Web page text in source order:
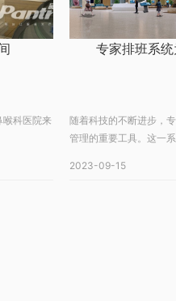
喉科医院来
专家排班系
随着科技的不断进步，
管理的重要工具。这一系
2023-09-15